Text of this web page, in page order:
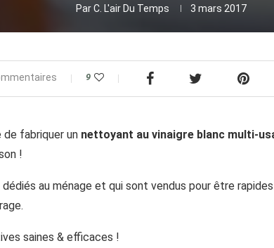
ParC. L'air Du Temps 3 mars 2017
9
de fabriquer un nettoyant au vinaigre blanc multi-
!
au ménage et qui sont vendus pour être
saines & efficaces !